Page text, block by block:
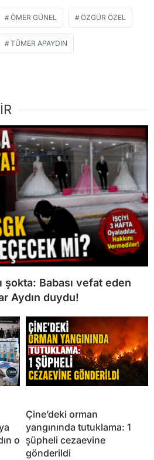
ÖMER GÜNEL ÖZGÜR ÖZEL
TÜMER APAYDIN
şokta: Babası vefat eden
Aydın duydu!
o
Çine’deki orman
yangınında tutuklama: 1
şüpheli cezaevine
gönderildi